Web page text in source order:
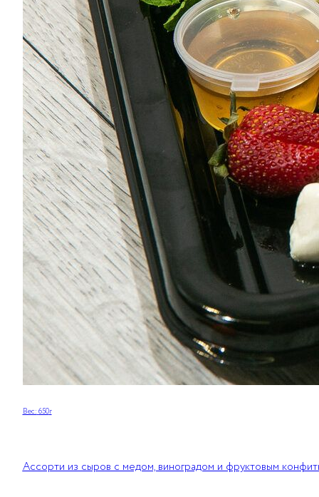
Вес: 650г
Ассорти из сыров с медом, виноградом и фруктовым